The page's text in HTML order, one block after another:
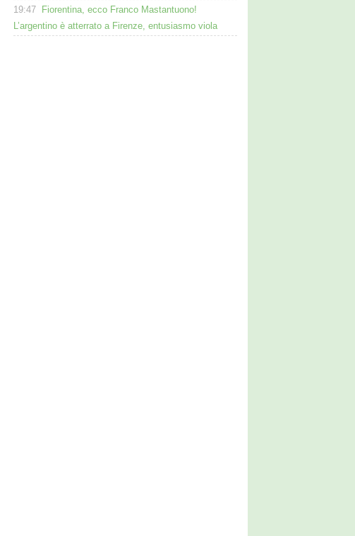
19:47
Fiorentina, ecco Franco Mastantuono!
L’argentino è atterrato a Firenze, entusiasmo viola